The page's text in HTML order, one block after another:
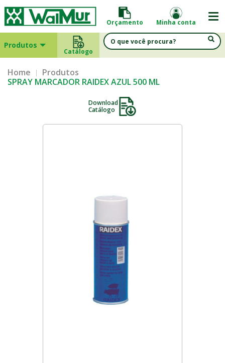
Orçamento Minha conta
Produtos
Catálogo
Home
Produtos
SPRAY MARCADOR RAIDEX AZUL 500 ML
Download
Catálogo